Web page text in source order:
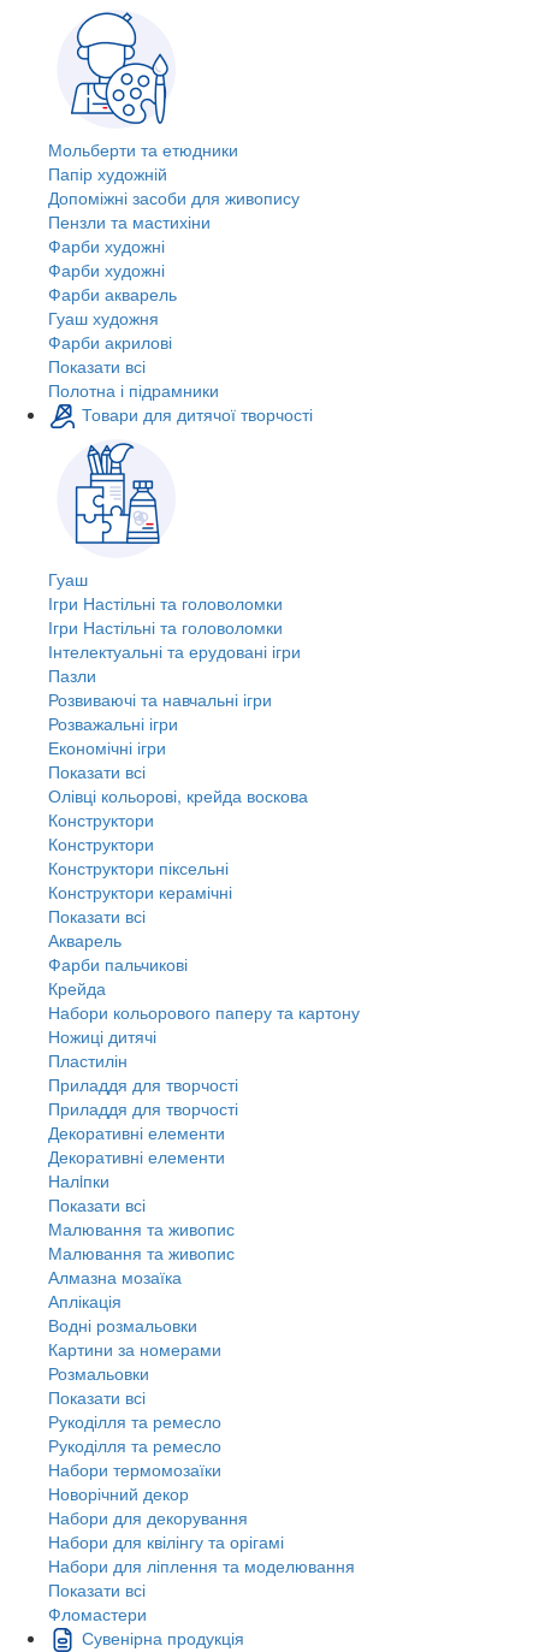
Мольберти та етюдники
Папір художній
Допоміжні засоби для живопису
Пензли та мастихіни
Фарби художні
Фарби художні
Фарби акварель
Гуаш художня
Фарби акрилові
Показати всі
Полотна і підрамники
Товари для дитячої творчості
Гуаш
Ігри Настільні та головоломки
Ігри Настільні та головоломки
Інтелектуальні та ерудовані ігри
Пазли
Розвиваючі та навчальні ігри
Розважальні ігри
Економічні ігри
Показати всі
Олівці кольорові, крейда воскова
Конструктори
Конструктори
Конструктори піксельні
Конструктори керамічні
Показати всі
Акварель
Фарби пальчикові
Крейда
Набори кольорового паперу та картону
Ножиці дитячі
Пластилін
Приладдя для творчості
Приладдя для творчості
Декоративні елементи
Декоративні елементи
Налiпки
Показати всі
Малювання та живопис
Малювання та живопис
Алмазна мозаїка
Аплікація
Водні розмальовки
Картини за номерами
Розмальовки
Показати всі
Рукоділля та ремесло
Рукоділля та ремесло
Набори термомозаїки
Новорічний декор
Набори для декорування
Набори для квілінгу та орігамі
Набори для ліплення та моделювання
Показати всі
Фломастери
Сувенірна продукція